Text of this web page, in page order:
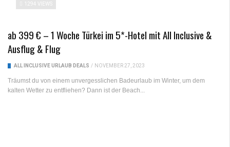
1294 VIEWS
ab 399 € – 1 Woche Türkei im 5*-Hotel mit All Inclusive &
Ausflug & Flug
ALL INCLUSIVE URLAUB DEALS / NOVEMBER 27, 2023
Träumst du von einem unvergesslichen Badeurlaub im Winter, um dem
kalten Wetter zu entfliehen? Dann ist der Beach...